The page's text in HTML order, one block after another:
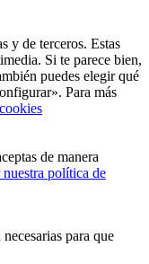
y de terceros. Estas
Si te parece bien,
puedes elegir qué
Para más
de manera
nuestra política de
para que